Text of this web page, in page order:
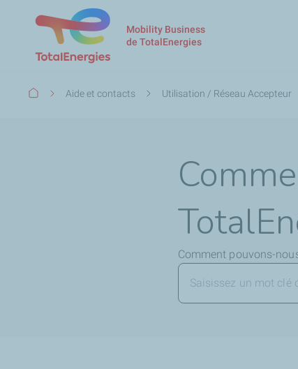
Mobility Business
de TotalEnergies
Fil
Aide et contacts Utilisation / Réseau Accepteur
Comment pouvons-